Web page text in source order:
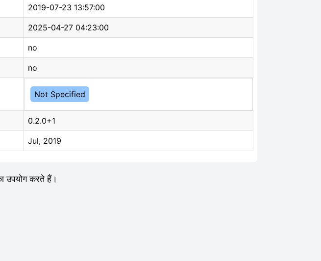
2019-07-23 13:57:00
2025-04-27 04:23:00
no
no
Not Specified
0.2.0+1
Jul, 2019
उपयोग करते हैं।